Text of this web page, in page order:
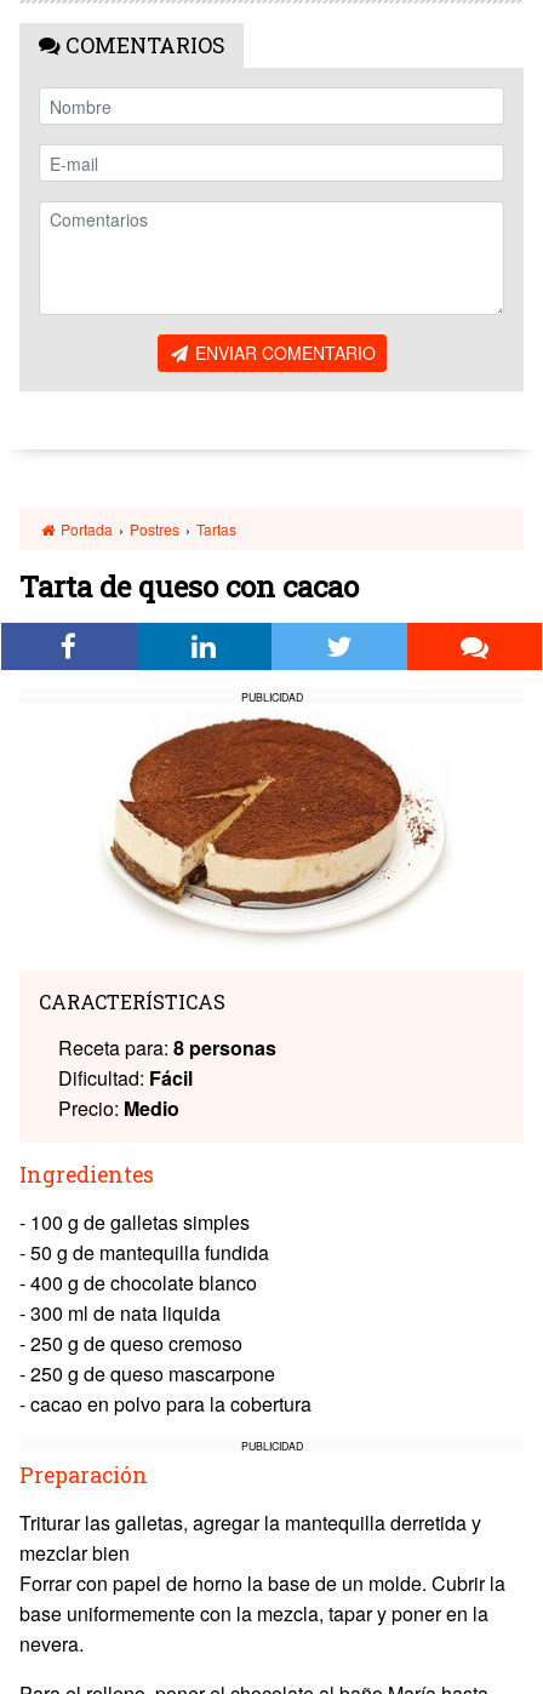
COMENTARIOS
ENVIAR COMENTARIO
Portada › Postres › Tartas
Tarta de queso con cacao
PUBLICIDAD
CARACTERÍSTICAS
Receta para: 8 personas
Dificultad: Fácil
Precio: Medio
Ingredientes
- 100 g de galletas simples
- 50 g de mantequilla fundida
- 400 g de chocolate blanco
- 300 ml de nata liquida
- 250 g de queso cremoso
- 250 g de queso mascarpone
- cacao en polvo para la cobertura
PUBLICIDAD
Preparación
Triturar las galletas, agregar la mantequilla derretida y
mezclar bien
Forrar con papel de horno la base de un molde. Cubrir la
base uniformemente con la mezcla, tapar y poner en la
nevera.